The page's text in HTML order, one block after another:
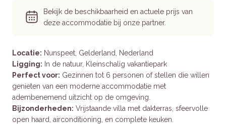
Locatie: Nunspeet, Gelderland, Nederland
Ligging: In de natuur, Kleinschalig vakantiepark
Perfect voor: Gezinnen tot 6 personen of stellen die willen
genieten van een moderne accommodatie met
adembenemend uitzicht op de omgeving.
Bijzonderheden: Vrijstaande villa met dakterras, sfeervolle
open haard, airconditioning, en complete keuken.
Bekijk de beschikbaarheid en actuele prijs van
deze accommodatie bij onze partner.